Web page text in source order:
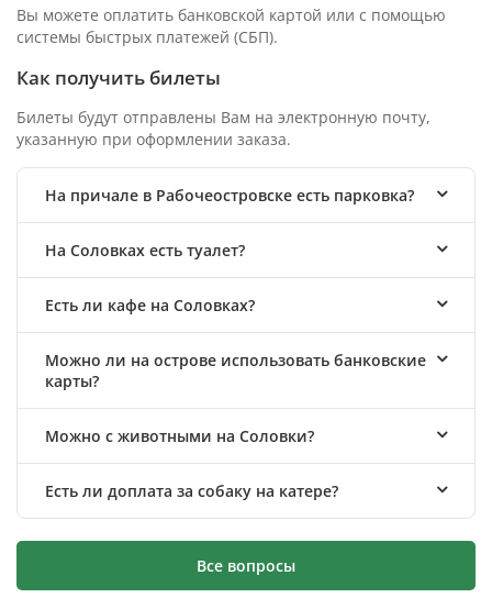
Вы можете оплатить банковской картой или с помощью
системы быстрых платежей (СБП).
Как получить билеты
Билеты будут отправлены Вам на электронную почту,
указанную при оформлении заказа.
На причале в Рабочеостровске есть парковка?
На Соловках есть туалет?
Есть ли кафе на Соловках?
Можно ли на острове использовать банковские
карты?
Можно с животными на Соловки?
Есть ли доплата за собаку на катере?
Все вопросы